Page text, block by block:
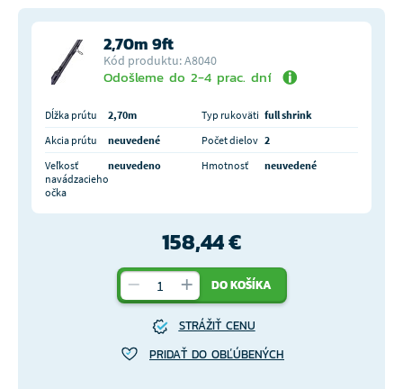
2,70m 9ft
Kód produktu: A8040
Odošleme do 2-4 prac. dní
Dĺžka prútu 2,70m Typ rukoväti full shrink
Akcia prútu
neuvedené Počet dielov 2
Veľkosť
navádzacieho
očka
neuvedeno Hmotnosť neuvedené
158,44 €
DO KOŠÍKA
STRÁŽIŤ CENU
PRIDAŤ DO OBĽÚBENÝCH